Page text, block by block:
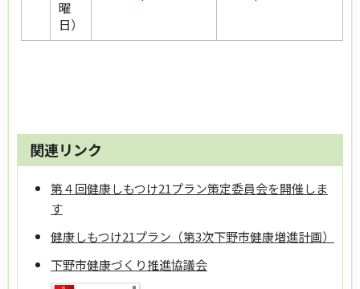
曜
日）
関連リンク
第４回健康しもつけ21プラン策定委員会を開催しま
す
健康しもつけ21プラン（第3次下野市健康増進計画）
下野市健康づくり推進協議会